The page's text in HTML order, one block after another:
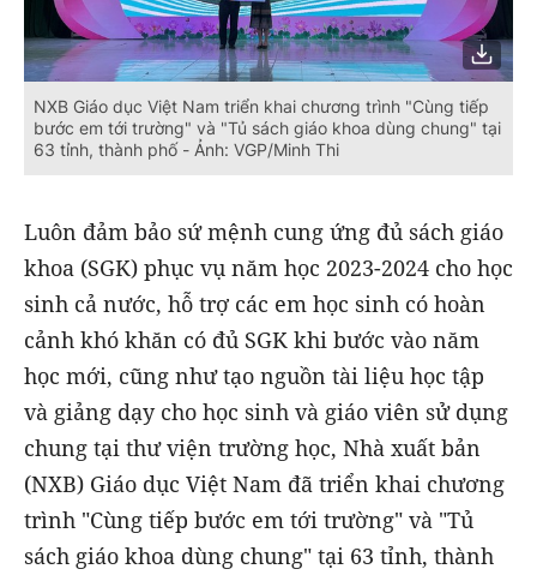
NXB Giáo dục Việt Nam triển khai chương trình "Cùng tiếp
bước em tới trường" và "Tủ sách giáo khoa dùng chung" tại
63 tỉnh, thành phố - Ảnh: VGP/Minh Thi
Luôn đảm bảo sứ mệnh cung ứng đủ sách giáo
khoa (SGK) phục vụ năm học 2023-2024 cho học
sinh cả nước, hỗ trợ các em học sinh có hoàn
cảnh khó khăn có đủ SGK khi bước vào năm
học mới, cũng như tạo nguồn tài liệu học tập
và giảng dạy cho học sinh và giáo viên sử dụng
chung tại thư viện trường học, Nhà xuất bản
(NXB) Giáo dục Việt Nam đã triển khai chương
trình "Cùng tiếp bước em tới trường" và "Tủ
sách giáo khoa dùng chung" tại 63 tỉnh, thành